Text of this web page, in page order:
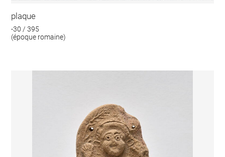
plaque
-30 / 395
(époque romaine)